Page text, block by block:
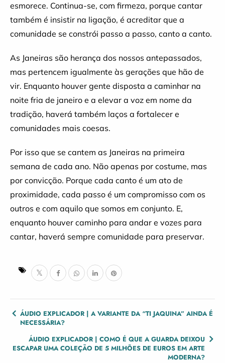
esmorece. Continua-se, com firmeza, porque cantar
também é insistir na ligação, é acreditar que a
comunidade se constrói passo a passo, canto a canto.
As Janeiras são herança dos nossos antepassados,
mas pertencem igualmente às gerações que hão de
vir. Enquanto houver gente disposta a caminhar na
noite fria de janeiro e a elevar a voz em nome da
tradição, haverá também laços a fortalecer e
comunidades mais coesas.
Por isso que se cantem as Janeiras na primeira
semana de cada ano. Não apenas por costume, mas
por convicção. Porque cada canto é um ato de
proximidade, cada passo é um compromisso com os
outros e com aquilo que somos em conjunto. E,
enquanto houver caminho para andar e vozes para
cantar, haverá sempre comunidade para preservar.
POST
NAVIGATION
ÁUDIO EXPLICADOR | A VARIANTE DA “TI JAQUINA” AINDA É
NECESSÁRIA?
ÁUDIO EXPLICADOR | COMO É QUE A GUARDA DEIXOU
ESCAPAR UMA COLEÇÃO DE 5 MILHÕES DE EUROS EM ARTE
MODERNA?